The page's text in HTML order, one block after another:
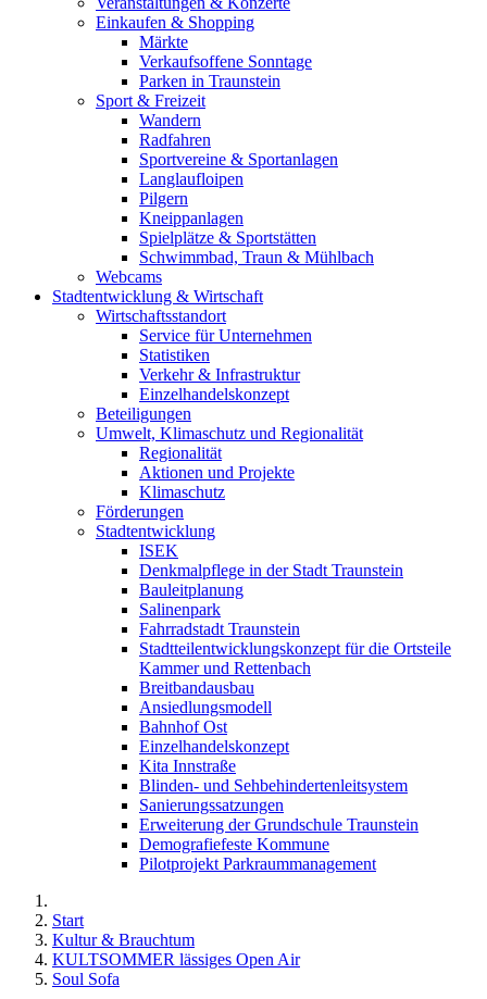
Einkaufen & Shopping
Märkte
Verkaufsoffene Sonntage
Parken in Traunstein
Sport & Freizeit
Wandern
Radfahren
Sportvereine & Sportanlagen
Langlaufloipen
Pilgern
Kneippanlagen
Spielplätze & Sportstätten
Schwimmbad, Traun & Mühlbach
Webcams
Stadtentwicklung & Wirtschaft
Wirtschaftsstandort
Service für Unternehmen
Statistiken
Verkehr & Infrastruktur
Einzelhandelskonzept
Beteiligungen
Umwelt, Klimaschutz und Regionalität
Regionalität
Aktionen und Projekte
Klimaschutz
Förderungen
Stadtentwicklung
ISEK
Denkmalpflege in der Stadt Traunstein
Bauleitplanung
Salinenpark
Fahrradstadt Traunstein
Stadtteilentwicklungskonzept für die Ortsteile
Kammer und Rettenbach
Breitbandausbau
Ansiedlungsmodell
Bahnhof Ost
Einzelhandelskonzept
Kita Innstraße
Blinden- und Sehbehindertenleitsystem
Sanierungssatzungen
Erweiterung der Grundschule Traunstein
Demografiefeste Kommune
Pilotprojekt Parkraummanagement
Start
Kultur & Brauchtum
KULTSOMMER lässiges Open Air
Soul Sofa